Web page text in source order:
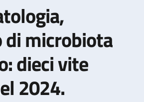
microbiota
dieci vite
2024.